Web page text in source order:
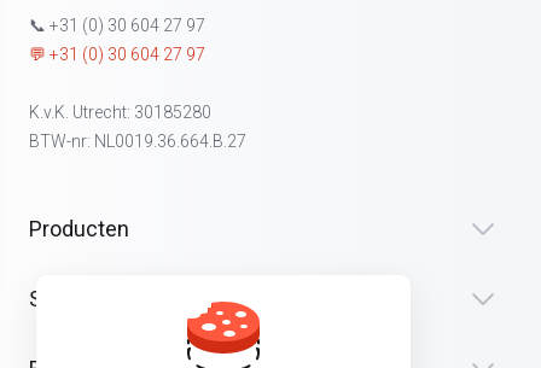
📞 +31 (0) 30 604 27 97
💬 +31 (0) 30 604 27 97
K.v.K. Utrecht: 30185280
BTW-nr: NL0019.36.664.B.27
Producten
Security & Tools